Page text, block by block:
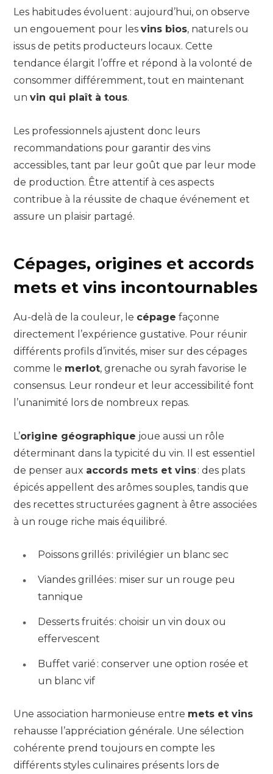
Les habitudes évoluent : aujourd’hui, on observe
un engouement pour les vins bios, naturels ou
issus de petits producteurs locaux. Cette
tendance élargit l’offre et répond à la volonté de
consommer différemment, tout en maintenant
un vin qui plaît à tous.
Les professionnels ajustent donc leurs
recommandations pour garantir des vins
accessibles, tant par leur goût que par leur mode
de production. Être attentif à ces aspects
contribue à la réussite de chaque événement et
assure un plaisir partagé.
Cépages, origines et accords
mets et vins incontournables
Au-delà de la couleur, le cépage façonne
directement l’expérience gustative. Pour réunir
différents profils d’invités, miser sur des cépages
comme le merlot, grenache ou syrah favorise le
consensus. Leur rondeur et leur accessibilité font
l’unanimité lors de nombreux repas.
L’origine géographique joue aussi un rôle
déterminant dans la typicité du vin. Il est essentiel
de penser aux accords mets et vins: des plats
épicés appellent des arômes souples, tandis que
des recettes structurées gagnent à être associées
à un rouge riche mais équilibré.
Poissons grillés : privilégier un blanc sec
Viandes grillées : miser sur un rouge peu
tannique
Desserts fruités : choisir un vin doux ou
effervescent
Buffet varié : conserver une option rosée et
un blanc vif
Une association harmonieuse entre mets et vins
rehausse l’appréciation générale. Une sélection
cohérente prend toujours en compte les
différents styles culinaires présents lors de